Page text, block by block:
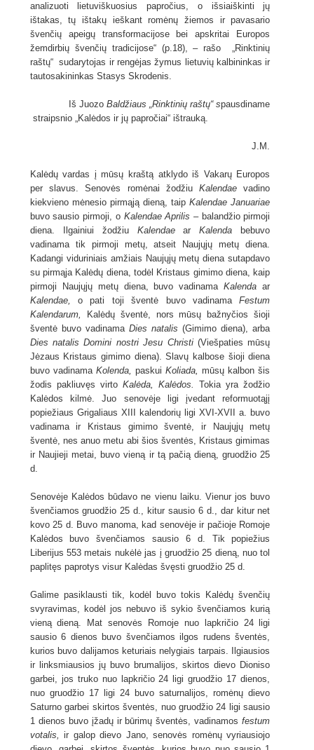
analizuoti lietuviškuosius papročius, o išsiaiškinti jų
ištakas, tų ištakų ieškant romėnų žiemos ir pavasario
švenčių apeigų transformacijose bei apskritai Europos
žemdirbių švenčių tradicijose“ (p.18), – rašo „Rinktinių
raštų“ sudarytojas ir rengėjas žymus lietuvių kalbininkas ir
tautosakininkas Stasys Skrodenis.
Iš JuozoBaldžiaus „Rinktinių raštų“ spausdiname
straipsnio „Kalėdos ir jų papročiai“ ištrauką.
J.M.
Kalėdų vardas į mūsų kraštą atklydo iš Vakarų Europos
per slavus. Senovės romėnai žodžiuKalendaevadino
kiekvieno mėnesio pirmąją dieną, taipKalendae Januariae
buvo sausio pirmoji, o Kalendae Aprilis – balandžio pirmoji
diena. Ilgainiui žodžiu KalendaearKalenda
bebuvo
vadinama tik pirmoji metų, atseit Naujųjų metų diena.
Kadangi viduriniais amžiais Naujųjų metų diena sutapdavo
su pirmąja Kalėdų diena, todėl Kristaus gimimo diena, kaip
pirmoji Naujųjų metų diena, buvo vadinamaKalendaar
Kalendae,
o pati toji šventė buvo vadinamaFestum
Kalendarum,
Kalėdų šventė, nors mūsų bažnyčios šioji
šventė buvo vadinama Dies natalis(Gimimo diena), arba
Dies natalis Domini nostri Jesu Christi(Viešpaties mūsų
Jėzaus Kristaus gimimo diena). Slavų kalbose šioji diena
buvo vadinama Kolenda, paskuiKoliada,mūsų kalbon šis
žodis pakliuvęs virto Kalėda, Kalėdos.Tokia yra žodžio
Kalėdos kilmė. Juo senovėje ligi įvedant reformuotąjį
popiežiaus Grigaliaus XIII kalendorių ligi XVI-XVII a. buvo
vadinama ir Kristaus gimimo šventė, ir Naujųjų metų
šventė, nes anuo metu abi šios šventės, Kristaus gimimas
ir Naujieji metai, buvo vieną ir tą pačią dieną, gruodžio 25
d.
Senovėje Kalėdos būdavo ne vienu laiku. Vienur jos buvo
švenčiamos gruodžio 25 d., kitur sausio 6 d., dar kitur net
kovo 25 d. Buvo manoma, kad senovėje ir pačioje Romoje
Kalėdos buvo švenčiamos sausio 6 d. Tik popiežius
Liberijus 553 metais nukėlė jas į gruodžio 25 dieną, nuo tol
paplitęs paprotys visur Kalėdas švęsti gruodžio 25 d.
Galime pasiklausti tik, kodėl buvo tokis Kalėdų švenčių
svyravimas, kodėl jos nebuvo iš sykio švenčiamos kurią
vieną dieną. Mat senovės Romoje nuo lapkričio 24 ligi
sausio 6 dienos buvo švenčiamos ilgos rudens šventės,
kurios buvo dalijamos keturiais nelygiais tarpais. Ilgiausios
ir linksmiausios jų buvo brumalijos, skirtos dievo Dioniso
garbei, jos truko nuo lapkričio 24 ligi gruodžio 17 dienos,
nuo gruodžio 17 ligi 24 buvo saturnalijos, romėnų dievo
Saturno garbei skirtos šventės, nuo gruodžio 24 ligi sausio
1 dienos buvo įžadų ir būrimų šventės, vadinamosfestum
votalis,ir galop dievo Jano, senovės romėnų vyriausiojo